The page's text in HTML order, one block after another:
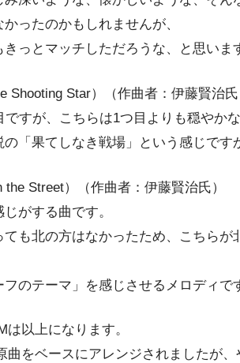
ったのかもしれませんが、
っとマッチしただろうな、と思いま
Star）（作曲者：伊藤賢治氏
すが、こちらは1つ目よりも穏やかな
「果てしなき戦場」という感じです
Street）（作曲者：伊藤賢治氏）
がする曲です。
も北の方はなかったため、こちらが
のテーマ」を感じさせるメロディで
以上になります。
曲をベースにアレンジされましたが